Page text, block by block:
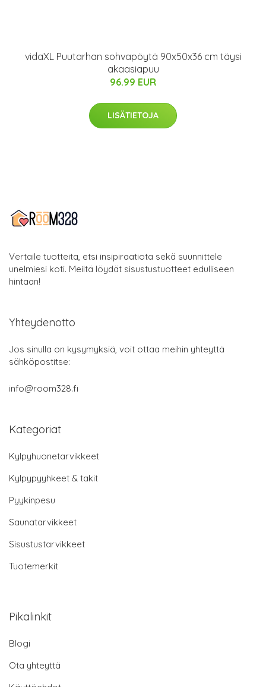
vidaXL Puutarhan sohvapöytä 90x50x36 cm täysi
akaasiapuu
96.99 EUR
LISÄTIETOJA
Vertaile tuotteita, etsi insipiraatiota sekä suunnittele
unelmiesi koti. Meiltä löydät sisustustuotteet edulliseen
hintaan!
Yhteydenotto
Jos sinulla on kysymyksiä, voit ottaa meihin yhteyttä
sähköpostitse:
info@room328.fi
Kategoriat
Kylpyhuonetarvikkeet
Kylpypyyhkeet & takit
Pyykinpesu
Saunatarvikkeet
Sisustustarvikkeet
Tuotemerkit
Pikalinkit
Blogi
Ota yhteyttä